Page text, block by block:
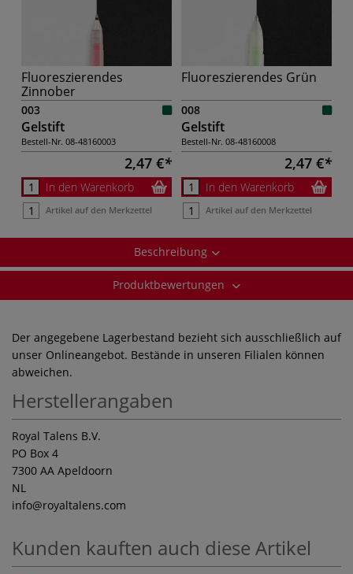
Fluoreszierendes
Zinnober
003
Gelstift
Bestell-Nr. 08-48160003
2,47 €
In den Warenkorb
Artikel auf den Merkzettel
Fluoreszierendes Grün
008
Gelstift
Bestell-Nr. 08-48160008
2,47 €
In den Warenkorb
Artikel auf den Merkzettel
Beschreibung
Produktbewertungen
Der angegebene Lagerbestand bezieht sich ausschließlich auf
unser Onlineangebot. Bestände in unseren Filialen können
abweichen.
Herstellerangaben
Royal Talens B.V.
PO Box 4
7300 AA Apeldoorn
NL
info@royaltalens.com
Kunden kauften auch diese Artikel